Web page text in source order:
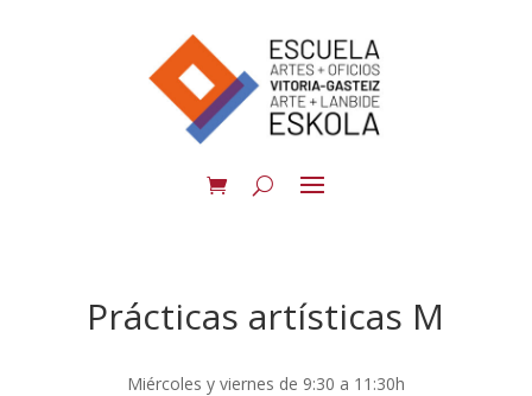
Prácticas artísticas M
Miércoles y viernes de 9:30 a 11:30h